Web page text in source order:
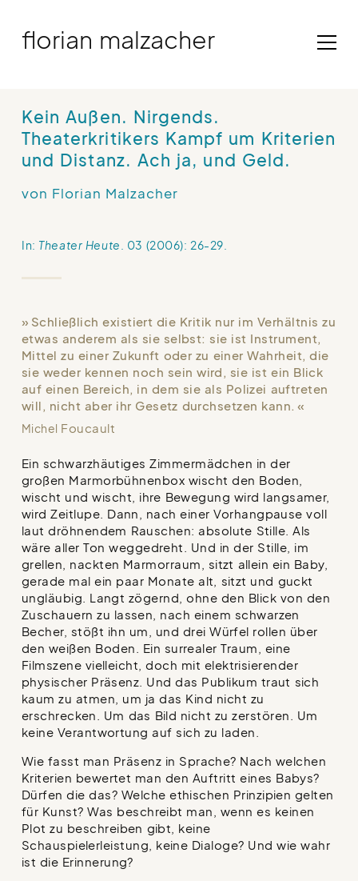
contentflorian malzacher
Kein Außen. Nirgends.
Theaterkritikers Kampf um Kriterien
und Distanz. Ach ja, und Geld.
von Florian Malzacher
In: Theater Heute . 03 (2006): 26-29.
Schließlich existiert die Kritik nur im Verhältnis zu
etwas anderem als sie selbst: sie ist Instrument,
Mittel zu einer Zukunft oder zu einer Wahrheit, die
sie weder kennen noch sein wird, sie ist ein Blick
auf einen Bereich, in dem sie als Polizei auftreten
will, nicht aber ihr Gesetz durchsetzen kann.
Michel Foucault
Ein schwarzhäutiges Zimmermädchen in der
großen Marmorbühnenbox wischt den Boden,
wischt und wischt, ihre Bewegung wird langsamer,
wird Zeitlupe. Dann, nach einer Vorhangpause voll
laut dröhnendem Rauschen: absolute Stille. Als
wäre aller Ton weggedreht. Und in der Stille, im
grellen, nackten Marmorraum, sitzt allein ein Baby,
gerade mal ein paar Monate alt, sitzt und guckt
ungläubig. Langt zögernd, ohne den Blick von den
Zuschauern zu lassen, nach einem schwarzen
Becher, stößt ihn um, und drei Würfel rollen über
den weißen Boden. Ein surrealer Traum, eine
Filmszene vielleicht, doch mit elektrisierender
physischer Präsenz. Und das Publikum traut sich
kaum zu atmen, um ja das Kind nicht zu
erschrecken. Um das Bild nicht zu zerstören. Um
keine Verantwortung auf sich zu laden.
Wie fasst man Präsenz in Sprache? Nach welchen
Kriterien bewertet man den Auftritt eines Babys?
Dürfen die das? Welche ethischen Prinzipien gelten
für Kunst? Was beschreibt man, wenn es keinen
Plot zu beschreiben gibt, keine
Schauspielerleistung, keine Dialoge? Und wie wahr
ist die Erinnerung?